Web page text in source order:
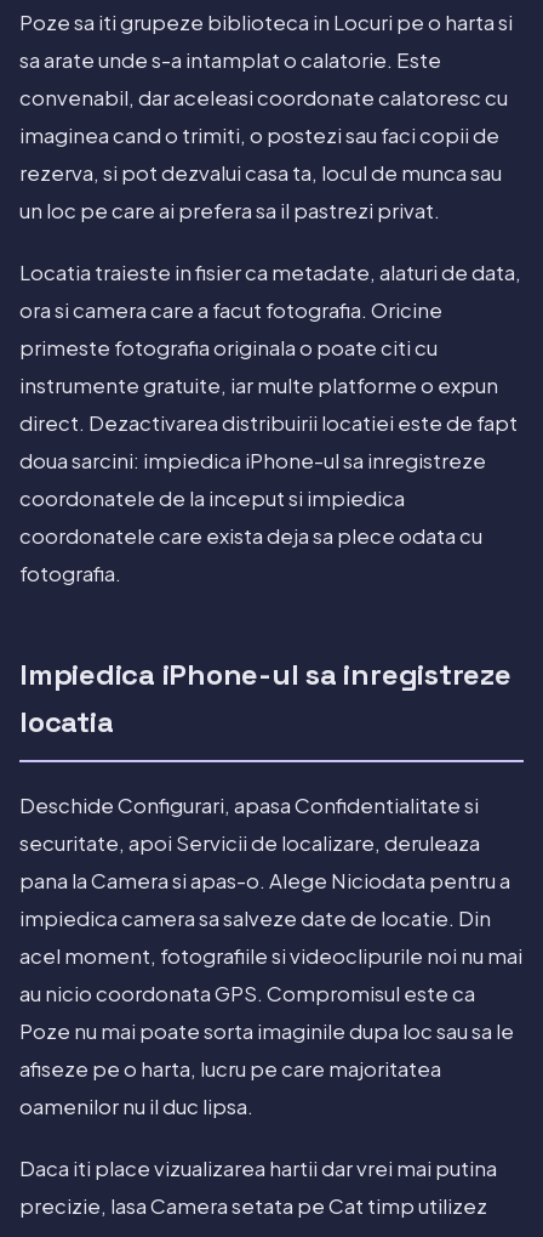
Poze sa iti grupeze biblioteca in Locuri pe o harta si
sa arate unde s-a intamplat o calatorie. Este
convenabil, dar aceleasi coordonate calatoresc cu
imaginea cand o trimiti, o postezi sau faci copii de
rezerva, si pot dezvalui casa ta, locul de munca sau
un loc pe care ai prefera sa il pastrezi privat.
Locatia traieste in fisier ca metadate, alaturi de data,
ora si camera care a facut fotografia. Oricine
primeste fotografia originala o poate citi cu
instrumente gratuite, iar multe platforme o expun
direct. Dezactivarea distribuirii locatiei este de fapt
doua sarcini: impiedica iPhone-ul sa inregistreze
coordonatele de la inceput si impiedica
coordonatele care exista deja sa plece odata cu
fotografia.
Impiedica iPhone-ul sa inregistreze
locatia
Deschide Configurari, apasa Confidentialitate si
securitate, apoi Servicii de localizare, deruleaza
pana la Camera si apas-o. Alege Niciodata pentru a
impiedica camera sa salveze date de locatie. Din
acel moment, fotografiile si videoclipurile noi nu mai
au nicio coordonata GPS. Compromisul este ca
Poze nu mai poate sorta imaginile dupa loc sau sa le
afiseze pe o harta, lucru pe care majoritatea
oamenilor nu il duc lipsa.
Daca iti place vizualizarea hartii dar vrei mai putina
precizie, lasa Camera setata pe Cat timp utilizez